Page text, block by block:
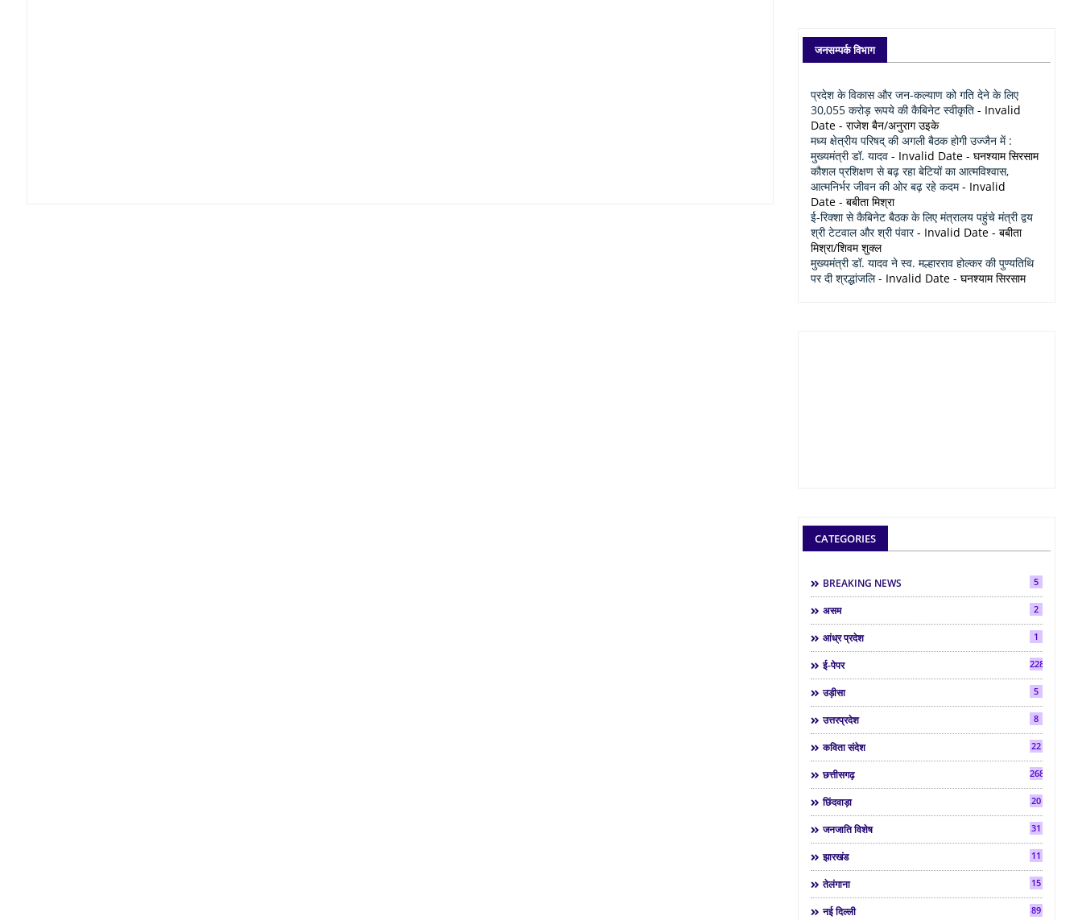
जनसम्पर्क विभाग
प्रदेश के विकास और जन-कल्याण को गति देने के लिए
30,055 करोड़ रूपये की कैबिनेट स्वीकृति - Invalid
Date - राजेश बैन/अनुराग उइके
मध्य क्षेत्रीय परिषद् की अगली बैठक होगी उज्जैन में :
मुख्यमंत्री डॉ. यादव - Invalid Date - घनश्याम सिरसाम
कौशल प्रशिक्षण से बढ़ रहा बेटियों का आत्मविश्वास,
आत्मनिर्भर जीवन की ओर बढ़ रहे कदम- Invalid
Date - बबीता मिश्रा
ई-रिक्शा से कैबिनेट बैठक के लिए मंत्रालय पहुंचे मंत्री द्वय
श्री टेटवाल और श्री पंवार- Invalid Date - बबीता
मिश्रा/शिवम शुक्ल
मुख्यमंत्री डॉ. यादव ने स्व. मल्हारराव होल्कर की पुण्यतिथि
पर दी श्रद्धांजलि- Invalid Date - घनश्याम सिरसाम
CATEGORIES
BREAKING NEWS 5
असम 2
आंध्र प्रदेश 1
ई-पेपर 2286
उड़ीसा 5
उत्तरप्रदेश 8
कविता संदेश 22
छत्तीसगढ़ 268
छिंदवाड़ा 20
जनजाति विशेष 31
झारखंड 11
तेलंगाना 15
नई दिल्ली 89